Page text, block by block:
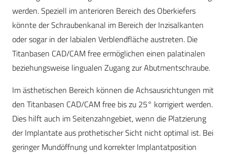
werden. Speziell im anterioren Bereich des Oberkiefers
könnte der Schraubenkanal im Bereich der Inzisalkanten
oder sogar in der labialen Verblendfläche austreten. Die
Titanbasen CAD/CAM free ermöglichen einen palatinalen
beziehungsweise lingualen Zugang zur Abutmentschraube.
Im ästhetischen Bereich können die Achsausrichtungen mit
den Titanbasen CAD/CAM free bis zu 25° korrigiert werden.
Dies hilft auch im Seitenzahngebiet, wenn die Platzierung
der Implantate aus prothetischer Sicht nicht optimal ist. Bei
geringer Mundöffnung und korrekter Implantatposition